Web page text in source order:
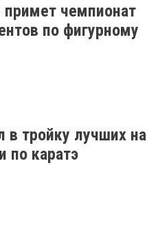
чемпионат
по фигурному
в тройку лучших на
по каратэ